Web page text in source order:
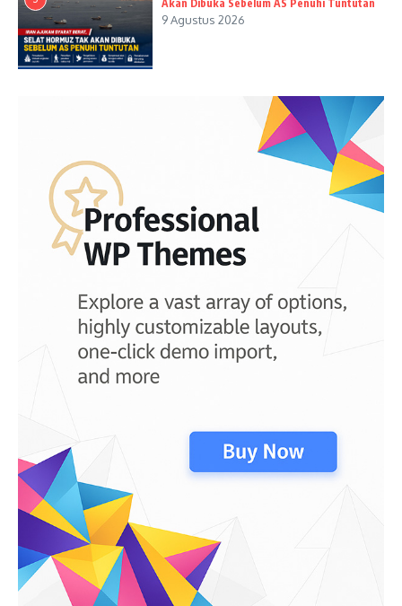
Akan Dibuka Sebelum AS Penuhi Tuntutan
9 Agustus 2026